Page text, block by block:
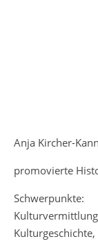
Anja Kircher-
promovierte
Schwerpunkte: